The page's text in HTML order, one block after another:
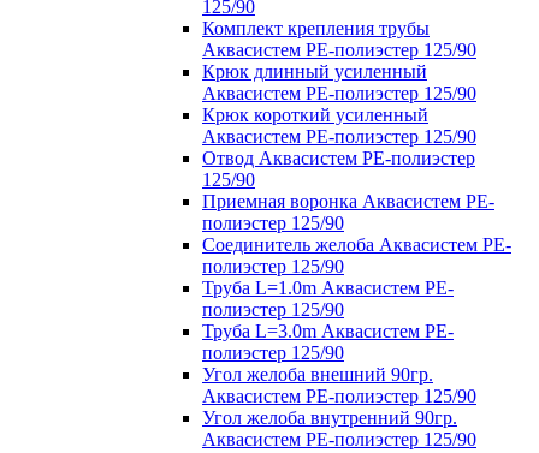
125/90
Комплект крепления трубы
Аквасистем PE-полиэстер 125/90
Крюк длинный усиленный
Аквасистем PE-полиэстер 125/90
Крюк короткий усиленный
Аквасистем PE-полиэстер 125/90
Отвод Аквасистем РЕ-полиэстер
125/90
Приемная воронка Аквасистем PE-
полиэстер 125/90
Соединитель желоба Аквасистем PE-
полиэстер 125/90
Труба L=1.0m Аквасистем PE-
полиэстер 125/90
Труба L=3.0m Аквасистем PE-
полиэстер 125/90
Угол желоба внешний 90гр.
Аквасистем PE-полиэстер 125/90
Угол желоба внутренний 90гр.
Аквасистем PE-полиэстер 125/90